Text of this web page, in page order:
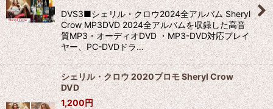
絞り込む
DVS3■シェリル・クロウ2024全アルバム Sheryl
Crow MP3DVD 2024全アルバムを収録した高音
質MP3・オーディオDVD ・MP3-DVD対応プレイ
ヤー、PC-DVDドラ…
シェリル・クロウ 2020プロモ Sheryl Crow
DVD
1,200円